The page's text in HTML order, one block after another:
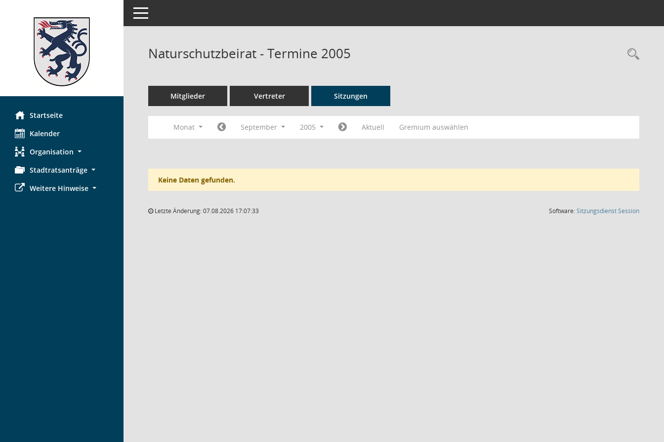
Startseite
Kalender
Organisation
Stadtratsanträge
Weitere Hinweise
Toggle navigation
Naturschutzbeirat - Termine 2005
Mitglieder Vertreter Sitzungen
Monat September 2005 Aktuell Gremium auswählen
Keine Daten gefunden.
Letzte Änderung: 07.08.2026 17:07:33 Software:SitzungsdienstSession(Wird in